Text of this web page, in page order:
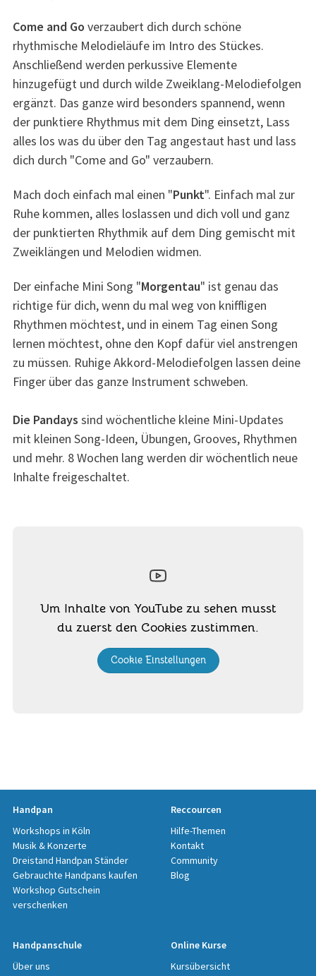
Come and Go verzaubert dich durch schöne
rhythmische Melodieläufe im Intro des Stückes.
Anschließend werden perkussive Elemente
hinzugefügt und durch wilde Zweiklang-Melodiefolgen
ergänzt. Das ganze wird besonders spannend, wenn
der punktiere Rhythmus mit dem Ding einsetzt, Lass
alles los was du über den Tag angestaut hast und lass
dich durch "Come and Go" verzaubern.
Mach doch einfach mal einen "Punkt". Einfach mal zur
Ruhe kommen, alles loslassen und dich voll und ganz
der punktierten Rhythmik auf dem Ding gemischt mit
Zweiklängen und Melodien widmen.
Der einfache Mini Song "Morgentau" ist genau das
richtige für dich, wenn du mal weg von kniffligen
Rhythmen möchtest, und in einem Tag einen Song
lernen möchtest, ohne den Kopf dafür viel anstrengen
zu müssen. Ruhige Akkord-Melodiefolgen lassen deine
Finger über das ganze Instrument schweben.
Die Pandays sind wöchentliche kleine Mini-Updates
mit kleinen Song-Ideen, Übungen, Grooves, Rhythmen
und mehr. 8 Wochen lang werden dir wöchentlich neue
Inhalte freigeschaltet.
Um Inhalte von YouTube zu sehen musst
du zuerst den Cookies zustimmen.
Cookie Einstellungen
Handpan
Workshops in Köln
Musik & Konzerte
Dreistand Handpan Ständer
Gebrauchte Handpans kaufen
Workshop Gutschein
verschenken
Reccourcen
Hilfe-Themen
Kontakt
Community
Blog
Handpanschule
Über uns
Online Kurse
Kursübersicht